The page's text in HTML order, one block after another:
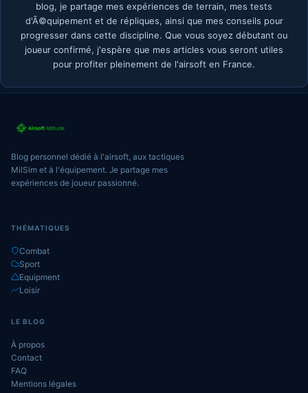
blog, je partage mes expériences de terrain, mes tests
d'Ã©quipement et de répliques, ainsi que mes conseils pour
progresser dans cette discipline. Que vous soyez débutant ou
joueur confirmé, j'espère que mes articles vous seront utiles
pour profiter pleinement de l'airsoft en France.
Blog personnel dédié à l'airsoft, aux tactiques
MilSim et à l'équipement. Je partage mes
expériences de joueur passionné.
THÉMATIQUES
Combat
Sport
Equipment
Loisir
LE BLOG
À propos
Contact
FAQ
Mentions légales